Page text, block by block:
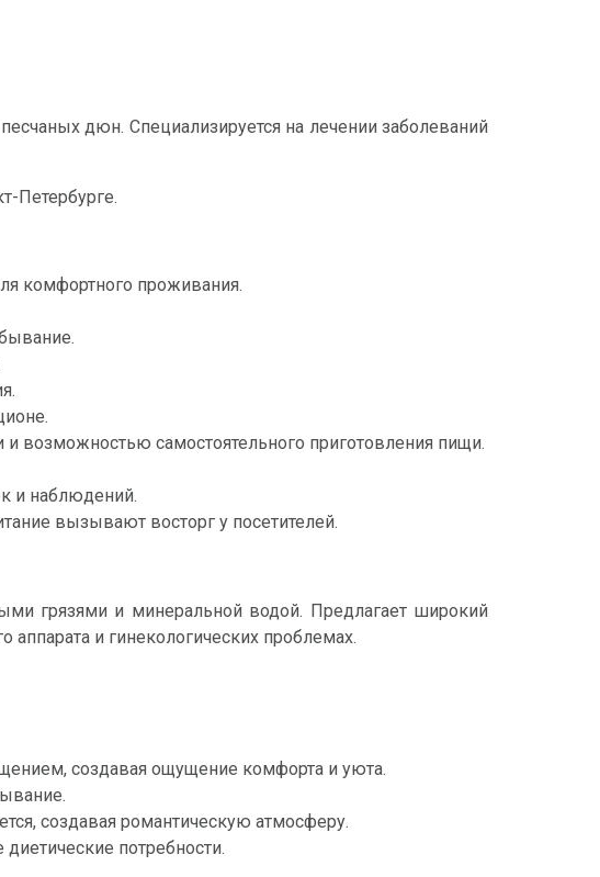
дюн. Специализируется на лечении заболеваний
Петербурге.
комфортного проживания.
возможностью самостоятельного приготовления пищи.
и наблюдений.
вызывают восторг у посетителей.
грязями и минеральной водой. Предлагает широкий
и гинекологических проблемах.
создавая ощущение комфорта и уюта.
создавая романтическую атмосферу.
потребности.